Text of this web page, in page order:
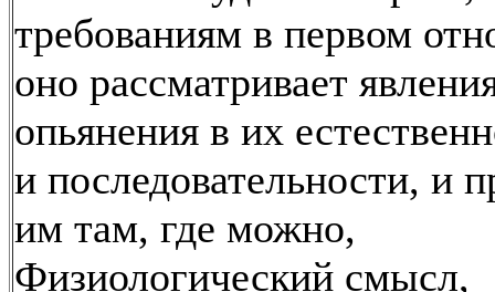
требованиям в первом
оно рассматривает
опьянения в их
и последовательности, и
им там, где можно,
Физиологический смысл,